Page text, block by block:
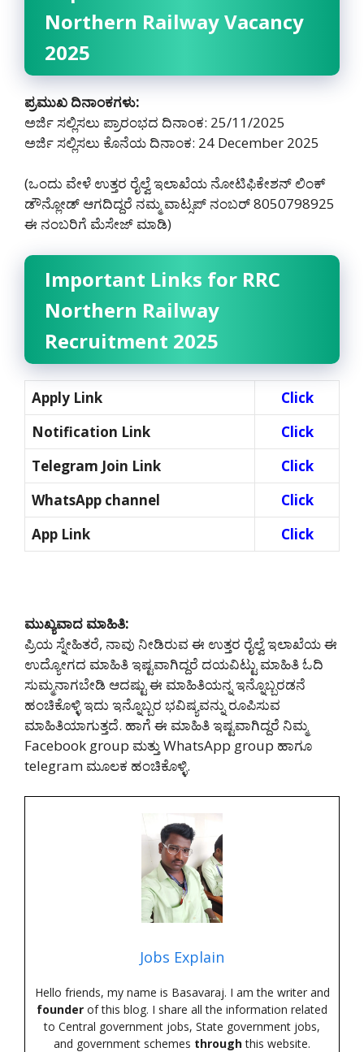
Northern Railway Vacancy
2025
ಪ್ರಮುಖ ದಿನಾಂಕಗಳು:
ಅರ್ಜಿ ಸಲ್ಲಿಸಲು ಪ್ರಾರಂಭದ ದಿನಾಂಕ: 25/11/2025
ಅರ್ಜಿ ಸಲ್ಲಿಸಲು ಕೊನೆಯ ದಿನಾಂಕ: 24 December 2025
(ಒಂದು ವೇಳೆ ಉತ್ತರ ರೈಲ್ವೆ ಇಲಾಖೆಯ ನೋಟಿಫಿಕೇಶನ್ ಲಿಂಕ್
ಡೌನ್ಲೋಡ್ ಆಗದಿದ್ದರೆ ನಮ್ಮ ವಾಟ್ಸಪ್ ನಂಬರ್ 8050798925‌
ಈ ನಂಬರಿಗೆ ಮೆಸೇಜ್ ಮಾಡಿ)
Important Links for RRC
Northern Railway
Recruitment 2025
Apply Link
Click
Notification Link
Click
Telegram Join Link
Click
WhatsApp channel
Click
App Link
Click
ಮುಖ್ಯವಾದ ಮಾಹಿತಿ:
ಪ್ರಿಯ ಸ್ನೇಹಿತರೆ, ನಾವು ನೀಡಿರುವ ಈ ಉತ್ತರ ರೈಲ್ವೆ ಇಲಾಖೆಯ ಈ
ಉದ್ಯೋಗದ ಮಾಹಿತಿ ಇಷ್ಟವಾಗಿದ್ದರೆ ದಯವಿಟ್ಟು ಮಾಹಿತಿ ಓದಿ
ಸುಮ್ಮನಾಗಬೇಡಿ ಆದಷ್ಟು ಈ ಮಾಹಿತಿಯನ್ನ ಇನ್ನೊಬ್ಬರಡನೆ
ಹಂಚಿಕೊಳ್ಳಿ ಇದು ಇನ್ನೊಬ್ಬರ ಭವಿಷ್ಯವನ್ನು ರೂಪಿಸುವ
ಮಾಹಿತಿಯಾಗುತ್ತದೆ. ಹಾಗೆ ಈ ಮಾಹಿತಿ ಇಷ್ಟವಾಗಿದ್ದರೆ ನಿಮ್ಮ
Facebook group ಮತ್ತು WhatsApp group ಹಾಗೂ
telegram ಮೂಲಕ ಹಂಚಿಕೊಳ್ಳಿ.
Jobs Explain
Hello friends, my name is Basavaraj. I am the writer and
founder of this blog. I share all the information related
to Central government jobs, State government jobs,
and government schemes throughthis website.